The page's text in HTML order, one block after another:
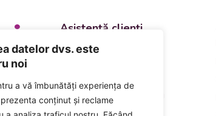
datelor dvs. este
noi
a vă îmbunătăți experiența de
conținut și reclame
Asistență clienți
Departament vânzări și
Comenzi și livrări catering